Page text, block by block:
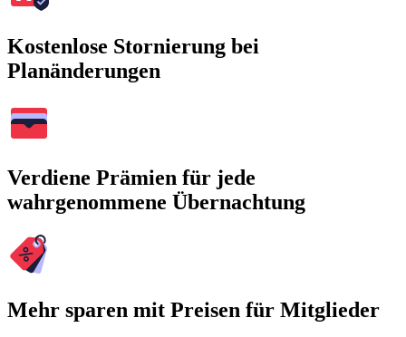
Kostenlose Stornierung bei
Planänderungen
Verdiene Prämien für jede
wahrgenommene Übernachtung
Mehr sparen mit Preisen für Mitglieder